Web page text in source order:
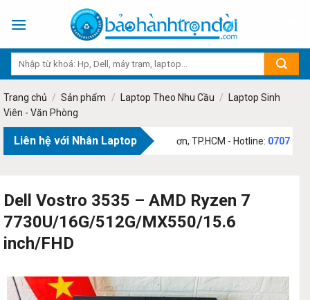
Trang chủ / Sản phẩm / Laptop Theo Nhu Cầu /
Laptop Sinh
Viên - Văn Phòng
Liên hệ với Nhân Laptop
73 Phạm Văn Bạch, Phường Tân Sơn, TP.HCM - Hotline:0707 69 1111
Dell Vostro 3535 – AMD Ryzen 7
7730U/16G/512G/MX550/15.6
inch/FHD